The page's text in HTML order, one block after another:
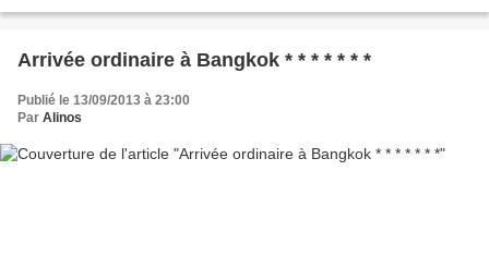
Arrivée ordinaire à Bangkok * * * * * * *
Publié le 13/09/2013 à 23:00
Par Alinos